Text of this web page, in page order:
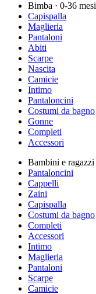
Bimba · 0-36 mesi
Capispalla
Maglieria
Pantaloni
Abiti
Scarpe
Nascita
Camicie
Intimo
Pantaloncini
Costumi da bagno
Gonne
Completi
Accessori
Bambini e ragazzi
Pantaloncini
Cappelli
Zaini
Capispalla
Costumi da bagno
Completi
Accessori
Intimo
Maglieria
Pantaloni
Scarpe
Camicie